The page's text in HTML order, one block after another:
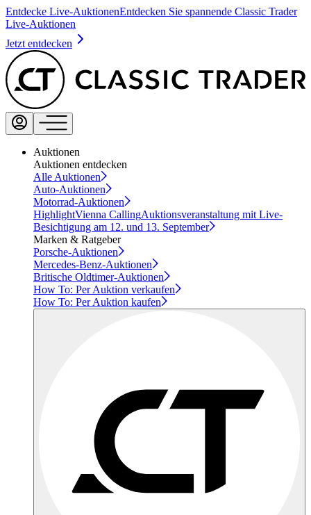
Entdecke Live-AuktionenEntdecken Sie spannende Classic Trader
Live-Auktionen
Jetzt entdecken
Auktionen
Auktionen entdecken
Alle Auktionen
Auto-Auktionen
Motorrad-Auktionen
HighlightVienna CallingAuktionsveranstaltung mit Live-
Besichtigung am 12. und 13. September
Marken & Ratgeber
Porsche-Auktionen
Mercedes-Benz-Auktionen
Britische Oldtimer-Auktionen
How To: Per Auktion verkaufen
How To: Per Auktion kaufen